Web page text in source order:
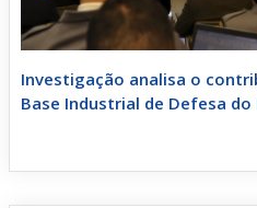
Investigação analisa o
Base Industrial de Defesa do